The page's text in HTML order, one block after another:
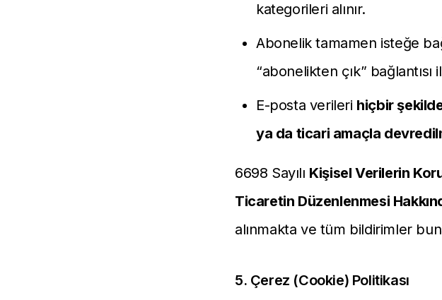
kategorileri alınır.
Abonelik tamamen isteğe
“abonelikten çık”
E-posta verileri hiçbir
ya da ticari amaçla
6698 Sayılı Kişisel Verilerin
Ticaretin Düzenlenmesi
alınmakta ve tüm bildirimler
5. Çerez (Cookie) Politikası